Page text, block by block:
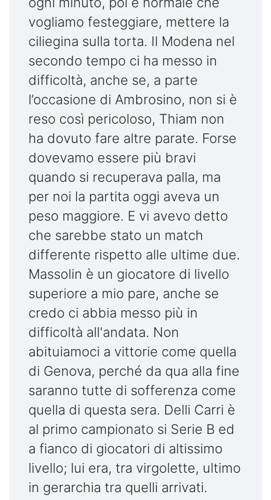
vogliamo festeggiare, mettere la
ciliegina sulla torta. Il Modena nel
secondo tempo ci ha messo in
difficoltà, anche se, a parte
l’occasione di Ambrosino, non si è
reso così pericoloso, Thiam non
ha dovuto fare altre parate. Forse
dovevamo essere più bravi
quando si recuperava palla, ma
per noi la partita oggi aveva un
peso maggiore. E vi avevo detto
che sarebbe stato un match
differente rispetto alle ultime due.
Massolin è un giocatore di livello
superiore a mio pare, anche se
credo ci abbia messo più in
difficoltà all'andata. Non
abituiamoci a vittorie come quella
di Genova, perché da qua alla fine
saranno tutte di sofferenza come
quella di questa sera. Delli Carri è
al primo campionato si Serie B ed
a fianco di giocatori di altissimo
livello; lui era, tra virgolette, ultimo
in gerarchia tra quelli arrivati.